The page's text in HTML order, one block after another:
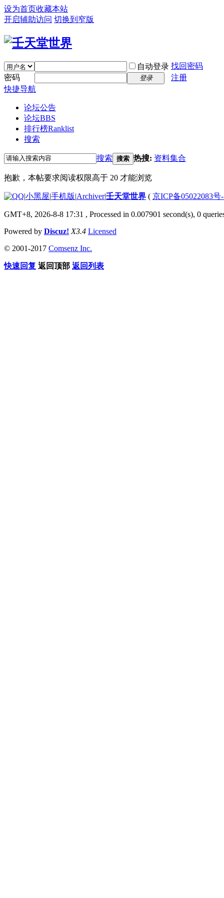
设为首页收藏本站
开启辅助访问 切换到窄版
自动登录 找回密码
密码
登录
注册
快捷导航
论坛公告
论坛BBS
排行榜Ranklist
搜索
搜索 搜索 热搜: 资料集合
抱歉，本帖要求阅读权限高于 20 才能浏览
|小黑屋|手机版|Archiver|壬天堂世界 ( 京ICP备05022083号
GMT+8, 2026-8-8 17:31 , Processed in 0.007901 second(s), 0
Powered by Discuz! X3.4 Licensed
© 2001-2017 Comsenz Inc.
快速回复 返回顶部 返回列表